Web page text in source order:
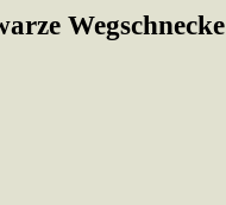
Wegschnecke